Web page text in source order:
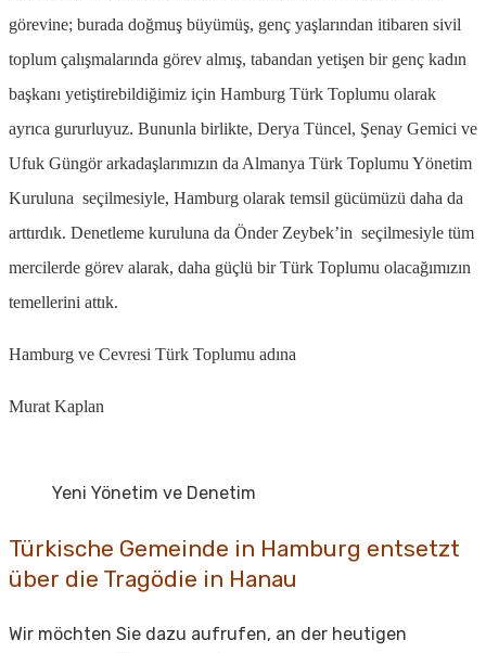
görevine; burada doğmuş büyümüş, genç yaşlarından itibaren sivil
toplum çalışmalarında görev almış, tabandan yetişen bir genç kadın
başkanı yetiştirebildiğimiz için Hamburg Türk Toplumu olarak
ayrıca gururluyuz. Bununla birlikte, Derya Tüncel, Şenay Gemici ve
Ufuk Güngör arkadaşlarımızın da Almanya Türk Toplumu Yönetim
Kuruluna seçilmesiyle, Hamburg olarak temsil gücümüzü daha da
arttırdık. Denetleme kuruluna da Önder Zeybek’in seçilmesiyle tüm
mercilerde görev alarak, daha güçlü bir Türk Toplumu olacağımızın
temellerini attık.
Hamburg ve Cevresi Türk Toplumu adına
Murat Kaplan
Yeni Yönetim ve Denetim
Türkische Gemeinde in Hamburg entsetzt
über die Tragödie in Hanau
Wir möchten Sie dazu aufrufen, an der heutigen